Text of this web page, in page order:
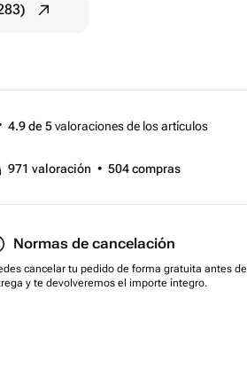
4.9 de 5valoraciones de los artículos
971 valoración • 504compras
Normas de cancelación
cancelar tu pedido de forma gratuita antes
y te devolveremos el importe íntegro.